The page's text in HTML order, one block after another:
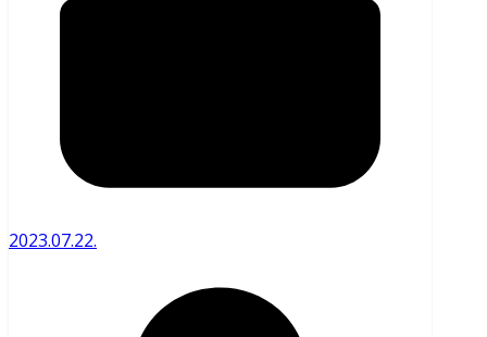
2023.07.22.